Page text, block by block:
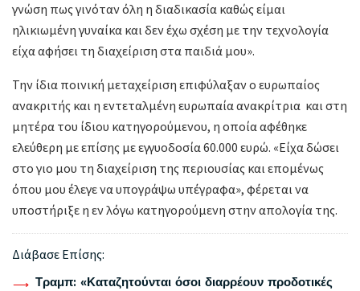
γνώση πως γινόταν όλη η διαδικασία καθώς είμαι
ηλικιωμένη γυναίκα και δεν έχω σχέση με την τεχνολογία
είχα αφήσει τη διαχείριση στα παιδιά μου».
Την ίδια ποινική μεταχείριση επιφύλαξαν ο ευρωπαίος
ανακριτής και η εντεταλμένη ευρωπαία ανακρίτρια και στη
μητέρα του ίδιου κατηγορούμενου, η οποία αφέθηκε
ελεύθερη με επίσης με εγγυοδοσία 60.000 ευρώ. «Είχα δώσει
στο γιο μου τη διαχείριση της περιουσίας και επομένως
όπου μου έλεγε να υπογράψω υπέγραφα», φέρεται να
υποστήριξε η εν λόγω κατηγορούμενη στην απολογία της.
Διάβασε Επίσης:
Τραμπ: «Καταζητούνται όσοι διαρρέουν προδοτικές